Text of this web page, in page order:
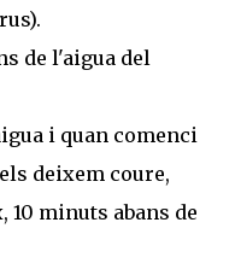
de l'aigua del
i quan comenci
deixem coure,
10 minuts abans de